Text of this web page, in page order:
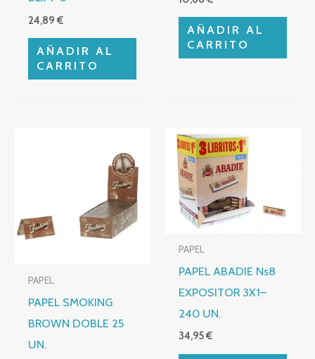
24,89€
AÑADIR AL
CARRITO
AÑADIR AL
CARRITO
PAPEL
PAPEL SMOKING
BROWN DOBLE 25
UN.
PAPEL
PAPEL ABADIE Ns8
EXPOSITOR 3X1–
240 UN.
34,95€